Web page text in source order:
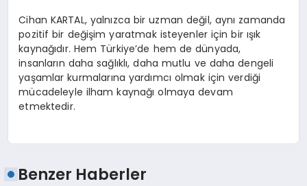
Cihan KARTAL, yalnızca bir uzman değil, aynı zamanda
pozitif bir değişim yaratmak isteyenler için bir ışık
kaynağıdır. Hem Türkiye’de hem de dünyada,
insanların daha sağlıklı, daha mutlu ve daha dengeli
yaşamlar kurmalarına yardımcı olmak için verdiği
mücadeleyle ilham kaynağı olmaya devam
etmektedir.
Benzer Haberler